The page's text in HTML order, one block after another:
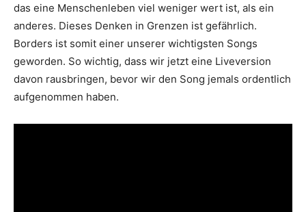
das eine Menschenleben viel weniger wert ist, als ein
anderes. Dieses Denken in Grenzen ist gefährlich.
Borders ist somit einer unserer wichtigsten Songs
geworden. So wichtig, dass wir jetzt eine Liveversion
davon rausbringen, bevor wir den Song jemals ordentlich
aufgenommen haben.